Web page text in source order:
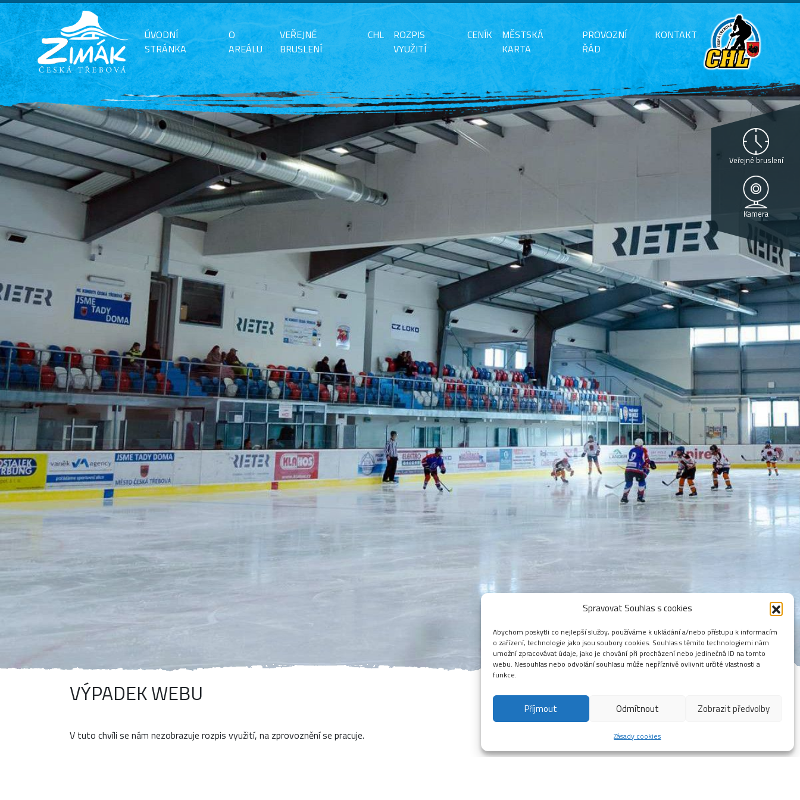
Spravovat Souhlas s cookies
Abychom poskytli co nejlepší služby, používáme k ukládání a/nebo přístupu k informacím
o zařízení, technologie jako jsou soubory cookies. Souhlas s těmito technologiemi nám
umožní zpracovávat údaje, jako je chování při procházení nebo jedinečná ID na tomto
webu. Nesouhlas nebo odvolání souhlasu může nepříznivě ovlivnit určité vlastnosti a
funkce.
Příjmout Odmítnout Zobrazit předvolby
Zásady cookies
ÚVODNÍ
STRÁNKA
O
AREÁLU
VEŘEJNÉ
BRUSLENÍ
CHL
ROZPIS
VYUŽITÍ
CENÍK
MĚSTSKÁ
KARTA
PROVOZNÍ
ŘÁD
KONTAKT
Veřejné bruslení
Kamera
VÝPADEK WEBU
V tuto chvíli se nám nezobrazuje rozpis využití, na zprovoznění se pracuje.